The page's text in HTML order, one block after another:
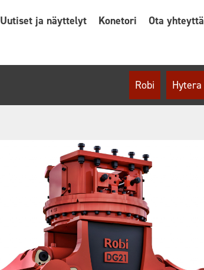
Uutiset ja näyttelyt Konetori
Ota yhteyttä
Robi Hytera